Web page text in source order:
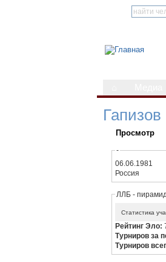
Просмотр
-
06.06.1981
Россия
ЛЛБ -
Статистика
Рейтинг Эло:
Турниров за
Турниров